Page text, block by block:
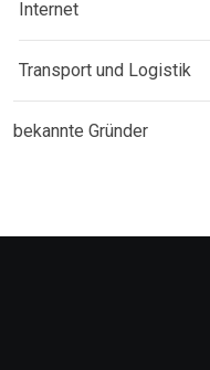
Internet
Transport und Logistik
bekannte Gründer